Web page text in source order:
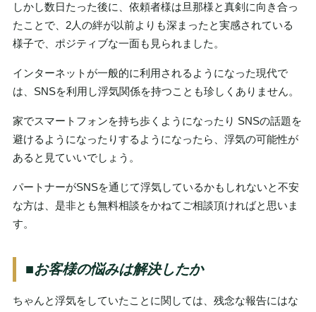
しかし数日たった後に、依頼者様は旦那様と真剣に向き合っ
たことで、2人の絆が以前よりも深まったと実感されている
様子で、ポジティブな一面も見られました。
インターネットが一般的に利用されるようになった現代で
は、SNSを利用し浮気関係を持つことも珍しくありません。
家でスマートフォンを持ち歩くようになったり SNSの話題を
避けるようになったりするようになったら、浮気の可能性が
あると見ていいでしょう。
パートナーがSNSを通じて浮気しているかもしれないと不安
な方は、是非とも無料相談をかねてご相談頂ければと思いま
す。
■お客様の悩みは解決したか
ちゃんと浮気をしていたことに関しては、残念な報告にはな